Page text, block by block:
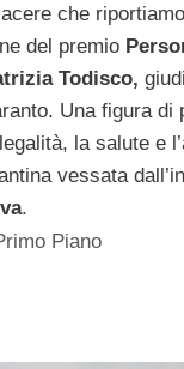
che
del premio
Todisco,
Una figura di
la salute e
vessata
.
Piano